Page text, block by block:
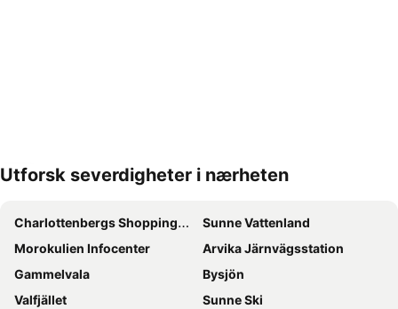
Utforsk severdigheter i nærheten
Charlottenbergs Shoppingcenter
Sunne Vattenland
Morokulien Infocenter
Arvika Järnvägsstation
Gammelvala
Bysjön
Valfjället
Sunne Ski